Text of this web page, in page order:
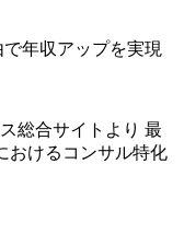
サポートしつつ、
＜QAエンジニア＞
課題選定から顧客
貫で支援していた
の要望や提案を柔
ため、ご自身の提
年収アップを実現
総合サイトより 最
おけるコンサル特化